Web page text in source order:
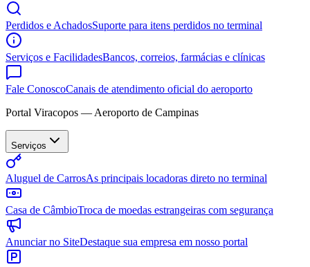
Perdidos e AchadosSuporte para itens perdidos no terminal
Serviços e FacilidadesBancos, correios, farmácias e clínicas
Fale ConoscoCanais de atendimento oficial do aeroporto
Portal Viracopos — Aeroporto de Campinas
Serviços
Aluguel de CarrosAs principais locadoras direto no terminal
Casa de CâmbioTroca de moedas estrangeiras com segurança
Anunciar no SiteDestaque sua empresa em nosso portal